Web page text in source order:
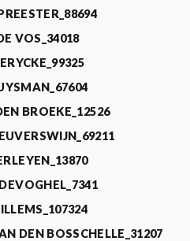
VOS_34018
BROEKE_12526
DEN BOSSCHELLE_31207